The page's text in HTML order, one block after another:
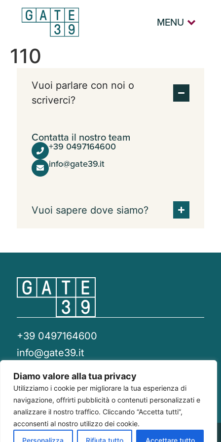
Diamo valore alla tua privacy
Utilizziamo i cookie per migliorare la tua esperienza di
navigazione, offrirti pubblicità o contenuti personalizzati e
analizzare il nostro traffico. Cliccando “Accetta tutti”,
acconsenti al nostro utilizzo dei cookie.
Personalizza
Rifiuta tutto Accettare tutto
MENU
110
Vuoi parlare con noi o
scriverci?
Contatta il nostro team
+39 0497164600
info@gate39.it
Vuoi sapere dove siamo?
+39 0497164600
info@gate39.it
gate39@pec.it
Privacy Policy Whistleblowing Compliance 231
Gate 39 Largo Francesco Richini, 2/A 20122 P.Iva/CF